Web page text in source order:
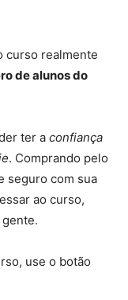
curso realmente
de alunos do
ter a confiança
. Comprando pelo
seguro com sua
ao curso,
use o botão